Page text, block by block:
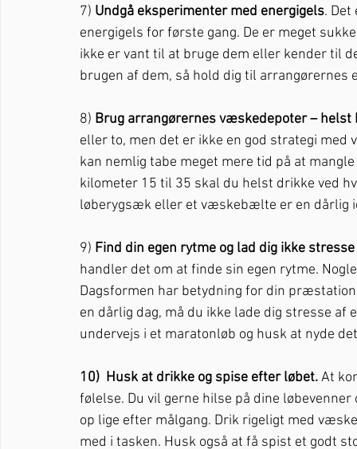
7) Undgå eksperimenter med energigels.
energigels for første gang. De er meget
ikke er vant til at bruge dem eller kender til
brugen af dem, så hold dig til arrangørernes
8) Brug arrangørernes væskedepoter – helst
eller to, men det er ikke en god strategi
kan nemlig tabe meget mere tid på at
kilometer 15 til 35 skal du helst drikke ved
løberygsæk eller et væskebælte er en dårlig
9) Find din egen rytme og lad dig ikke
handler det om at finde sin egen rytme.
Dagsformen har betydning for din
en dårlig dag, må du ikke lade dig stresse
undervejs i et maratonløb og husk at nyde
10) Husk at drikke og spise efter løbet. At
følelse. Du vil gerne hilse på dine
op lige efter målgang. Drik rigeligt med
med i tasken. Husk også at få spist et godt